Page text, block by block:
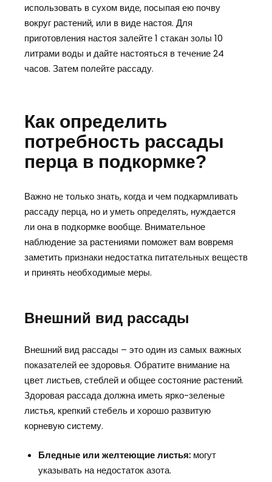
использовать в сухом виде, посыпая ею почву
вокруг растений, или в виде настоя. Для
приготовления настоя залейте 1 стакан золы 10
литрами воды и дайте настояться в течение 24
часов. Затем полейте рассаду.
Как определить
потребность рассады
перца в подкормке?
Важно не только знать, когда и чем подкармливать
рассаду перца, но и уметь определять, нуждается
ли она в подкормке вообще. Внимательное
наблюдение за растениями поможет вам вовремя
заметить признаки недостатка питательных веществ
и принять необходимые меры.
Внешний вид рассады
Внешний вид рассады – это один из самых важных
показателей ее здоровья. Обратите внимание на
цвет листьев, стеблей и общее состояние растений.
Здоровая рассада должна иметь ярко-зеленые
листья, крепкий стебель и хорошо развитую
корневую систему.
Бледные или желтеющие листья:могут
указывать на недостаток азота.